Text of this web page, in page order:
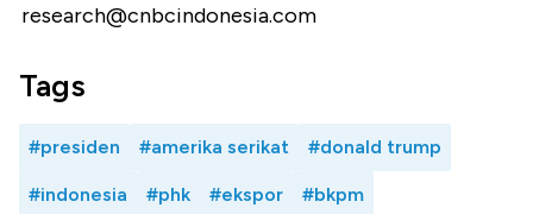
research@cnbcindonesia.com
Tags
#presiden #amerika serikat #donald trump
#indonesia #phk #ekspor #bkpm